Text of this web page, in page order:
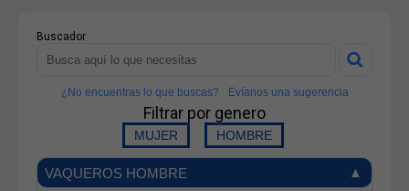
Buscador
¿No encuentras lo que buscas? Evíanos una sugerencia
Filtrar por genero
VAQUEROS HOMBRE